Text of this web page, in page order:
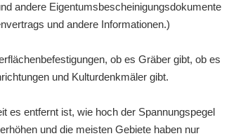
andere Eigentumsbescheinigungsdokumente
und andere Informationen.)
ob es Gräber gibt, ob es
und Kulturdenkmäler gibt.
es entfernt ist, wie hoch der Spannungspegel
und die meisten Gebiete haben nur